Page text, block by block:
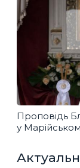
Проповідь
у